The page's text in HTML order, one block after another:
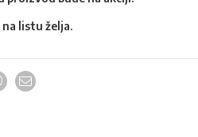
listu želja.